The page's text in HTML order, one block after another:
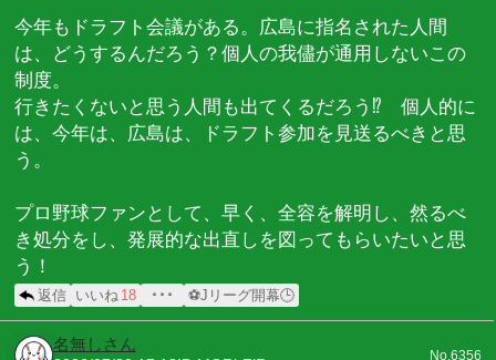
今年もドラフト会議がある。広島に指名された人間
は、どうするんだろう？個人の我儘が通用しないこの
制度。
行きたくないと思う人間も出てくるだろう⁉ 個人的に
は、今年は、広島は、ドラフト参加を見送るべきと思
う。
プロ野球ファンとして、早く、全容を解明し、然るべ
き処分をし、発展的な出直しを図ってもらいたいと思
う！
返信 いいね 18 ･･･ ⚽Jリーグ開幕🕒
名無しさん
No.6356